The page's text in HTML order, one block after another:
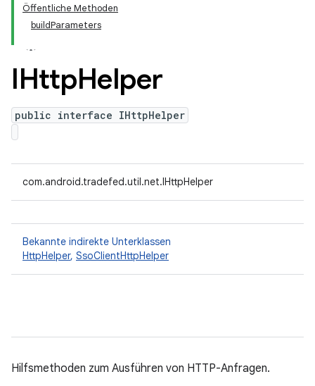
Öffentliche Methoden
buildParameters
IHttpHelper
public interface IHttpHelper
com.android.tradefed.util.net.IHttpHelper
Bekannte indirekte Unterklassen
HttpHelper, SsoClientHttpHelper
Hilfsmethoden zum Ausführen von HTTP-Anfragen.